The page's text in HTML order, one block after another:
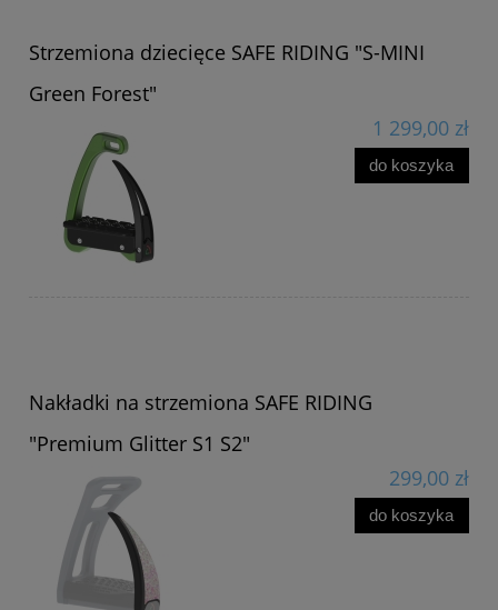
Strzemiona dziecięce SAFE RIDING "S-MINI
Green Forest"
1 299,00 zł
do koszyka
Nakładki na strzemiona SAFE RIDING
"Premium Glitter S1 S2"
299,00 zł
do koszyka